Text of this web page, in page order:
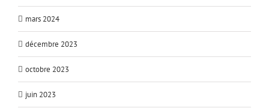
mars 2024
décembre 2023
octobre 2023
juin 2023